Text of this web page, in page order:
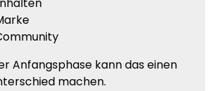
Anfangsphase kann das einen
machen.